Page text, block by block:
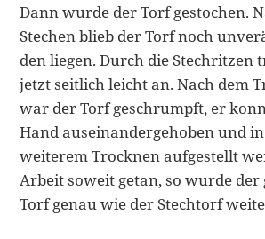
Dann wurde der Torf gestochen.
Stechen blieb der Torf noch
den liegen. Durch die Stechritzen
jetzt seitlich leicht an. Nach dem
war der Torf geschrumpft, er
Hand auseinandergehoben und
weiterem Trocknen aufgestellt
Arbeit soweit getan, so wurde der
Torf genau wie der Stechtorf